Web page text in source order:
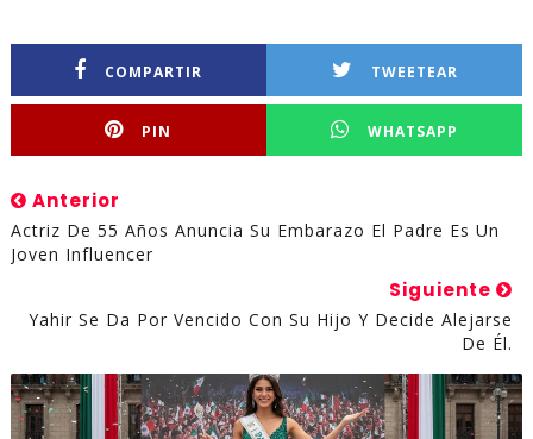
COMPARTIR TWEETEAR
PIN WHATSAPP
Anterior
Actriz De 55 Años Anuncia Su Embarazo El Padre Es Un
Joven Influencer
Siguiente
Yahir Se Da Por Vencido Con Su Hijo Y Decide Alejarse
De Él.